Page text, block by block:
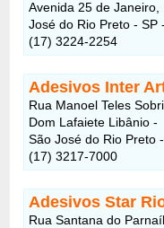
Avenida 25 de
José do Rio Preto - SP
(17) 3224-2254
Adesivos Inter
Rua Manoel Teles
Dom Lafaiete Libânio -
São José do Rio Preto
(17) 3217-7000
Adesivos Star
Rua Santana do